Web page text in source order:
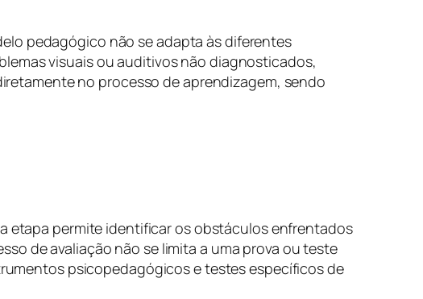
pedagógico não se adapta às diferentes
visuais ou auditivos não diagnosticados,
no processo de aprendizagem, sendo
etapa permite identificar os obstáculos enfrentados
de avaliação não se limita a uma prova ou teste
psicopedagógicos e testes específicos de